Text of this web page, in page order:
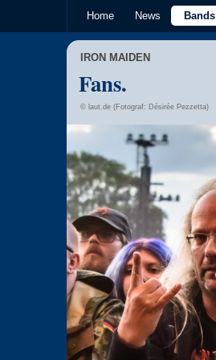
Home News Bands
IRON MAIDEN
Fans.
© laut.de (Fotograf: Désirée Pezzetta)